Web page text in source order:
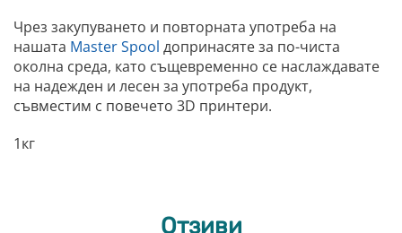
Чрез закупуването и повторната употреба на
нашата Master Spool допринасяте за по-чиста
околна среда, като същевременно се наслаждавате
на надежден и лесен за употреба продукт,
съвместим с повечето 3D принтери.
1кг
Отзиви